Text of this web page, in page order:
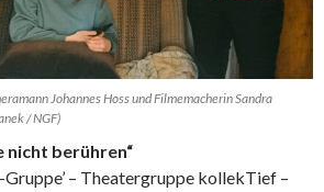
Johannes Hoss und Filmemacherin Sandra
/ NGF)
berühren“
– Theatergruppe kollekTief –